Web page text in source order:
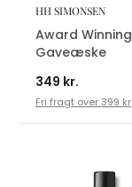
HH SIMONSEN
Award Winning
Gaveæske
349 kr.
Fri fragt over 399 kr